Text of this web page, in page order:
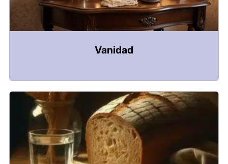
Vanidad